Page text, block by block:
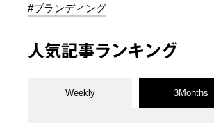
#ブランディング
人気記事ランキング
Weekly 3Months